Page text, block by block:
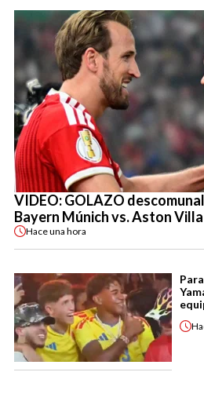
VIDEO: GOLAZO
Bayern Múnich vs. Aston Villa
Haceuna hora